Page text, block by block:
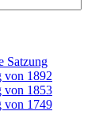
Satzung
von 1892
von 1853
von 1749